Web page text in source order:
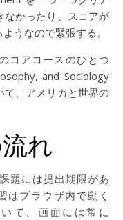
なかったり、スコアが
うなので緊張する。
コアコースのひとつ
and Sociology
て、アメリカと世界の
れ
題には提出期限があ
はブラウザ内で動く
て、画面には常に